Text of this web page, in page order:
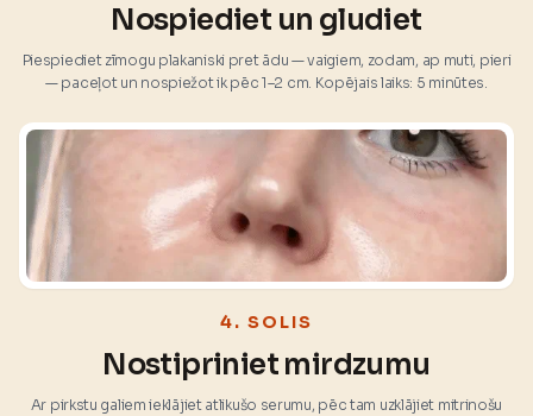
Nospiediet un gludiet
Piespiediet zīmogu plakaniski pret ādu — vaigiem, zodam, ap muti, pieri
— paceļot un nospiežot ik pēc 1–2 cm. Kopējais laiks: 5 minūtes.
4. SOLIS
Nostipriniet mirdzumu
Ar pirkstu galiem ieklājiet atlikušo serumu, pēc tam uzklājiet mitrinošu